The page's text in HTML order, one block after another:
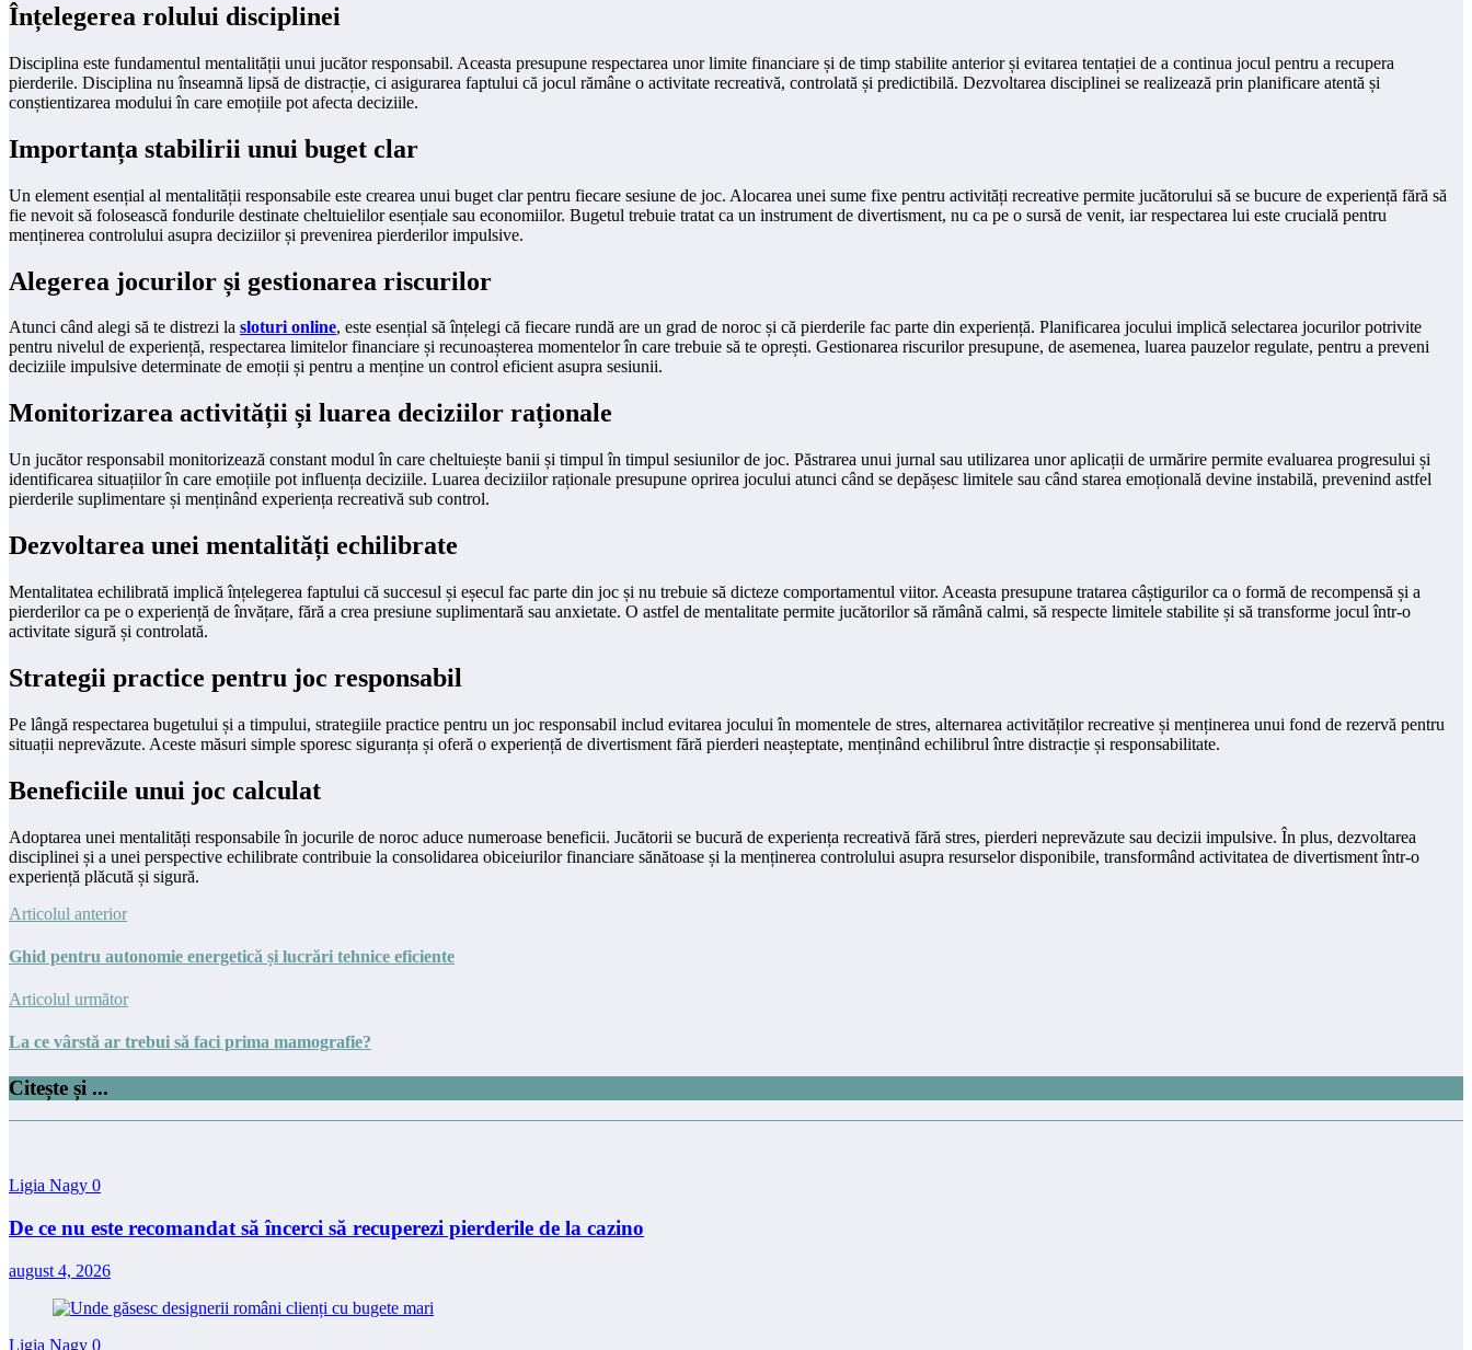
Înțelegerea rolului disciplinei
Disciplina este fundamentul mentalității unui jucător responsabil. Aceasta presupune respectarea unor limite financiare și de timp stabilite anterior și evitarea tentației de a continua jocul pentru a recupera
pierderile. Disciplina nu înseamnă lipsă de distracție, ci asigurarea faptului că jocul rămâne o activitate recreativă, controlată și predictibilă. Dezvoltarea disciplinei se realizează prin planificare atentă și
conștientizarea modului în care emoțiile pot afecta deciziile.
Importanța stabilirii unui buget clar
Un element esențial al mentalității responsabile este crearea unui buget clar pentru fiecare sesiune de joc. Alocarea unei sume fixe pentru activități recreative permite jucătorului să se bucure de experiență fără să
fie nevoit să folosească fondurile destinate cheltuielilor esențiale sau economiilor. Bugetul trebuie tratat ca un instrument de divertisment, nu ca pe o sursă de venit, iar respectarea lui este crucială pentru
menținerea controlului asupra deciziilor și prevenirea pierderilor impulsive.
Alegerea jocurilor și gestionarea riscurilor
Atunci când alegi să te distrezi la sloturi online, este esențial să înțelegi că fiecare rundă are un grad de noroc și că pierderile fac parte din experiență. Planificarea jocului implică selectarea jocurilor potrivite
pentru nivelul de experiență, respectarea limitelor financiare și recunoașterea momentelor în care trebuie să te oprești. Gestionarea riscurilor presupune, de asemenea, luarea pauzelor regulate, pentru a preveni
deciziile impulsive determinate de emoții și pentru a menține un control eficient asupra sesiunii.
Monitorizarea activității și luarea deciziilor raționale
Un jucător responsabil monitorizează constant modul în care cheltuiește banii și timpul în timpul sesiunilor de joc. Păstrarea unui jurnal sau utilizarea unor aplicații de urmărire permite evaluarea progresului și
identificarea situațiilor în care emoțiile pot influența deciziile. Luarea deciziilor raționale presupune oprirea jocului atunci când se depășesc limitele sau când starea emoțională devine instabilă, prevenind astfel
pierderile suplimentare și menținând experiența recreativă sub control.
Dezvoltarea unei mentalități echilibrate
Mentalitatea echilibrată implică înțelegerea faptului că succesul și eșecul fac parte din joc și nu trebuie să dicteze comportamentul viitor. Aceasta presupune tratarea câștigurilor ca o formă de recompensă și a
pierderilor ca pe o experiență de învățare, fără a crea presiune suplimentară sau anxietate. O astfel de mentalitate permite jucătorilor să rămână calmi, să respecte limitele stabilite și să transforme jocul într-o
activitate sigură și controlată.
Strategii practice pentru joc responsabil
Pe lângă respectarea bugetului și a timpului, strategiile practice pentru un joc responsabil includ evitarea jocului în momentele de stres, alternarea activităților recreative și menținerea unui fond de rezervă pentru
situații neprevăzute. Aceste măsuri simple sporesc siguranța și oferă o experiență de divertisment fără pierderi neașteptate, menținând echilibrul între distracție și responsabilitate.
Beneficiile unui joc calculat
Adoptarea unei mentalități responsabile în jocurile de noroc aduce numeroase beneficii. Jucătorii se bucură de experiența recreativă fără stres, pierderi neprevăzute sau decizii impulsive. În plus, dezvoltarea
disciplinei și a unei perspective echilibrate contribuie la consolidarea obiceiurilor financiare sănătoase și la menținerea controlului asupra resurselor disponibile, transformând activitatea de divertisment într-o
experiență plăcută și sigură.
Articolul anterior
Ghid pentru autonomie energetică și lucrări tehnice eficiente
Articolul următor
La ce vârstă ar trebui să faci prima mamografie?
Citește și ...
Ligia Nagy 0
De ce nu este recomandat să încerci să recuperezi pierderile de la cazino
august 4, 2026
Ligia Nagy 0